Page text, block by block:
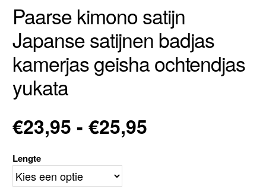
Paarse kimono satijn
Japanse satijnen badjas
kamerjas geisha ochtendjas
yukata
€23,95 - €25,95Prijsklasse:
Lengte